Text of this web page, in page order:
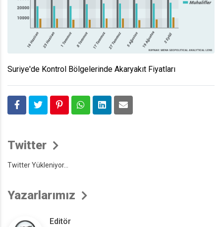
Suriye'de Kontrol Bölgelerinde Akaryakıt Fiyatları
Twitter
Twitter Yükleniyor...
Yazarlarımız
Editör